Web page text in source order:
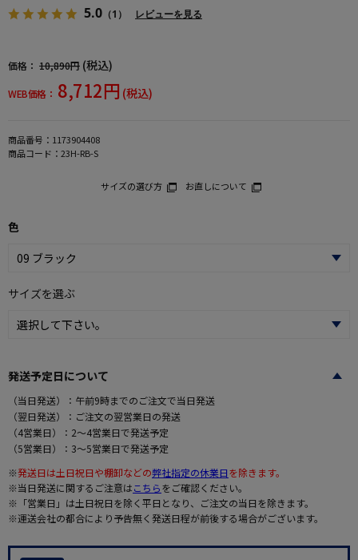
5.0 （1） レビューを見る
価格： 10,890円 (税込)
WEB価格： 8,712円 (税込)
商品番号： 1173904408
商品コード： 23H-RB-S
サイズの選び方 お直しについて
色
サイズを選ぶ
発送予定日について
（当日発送）：午前9時までのご注文で当日発送
（翌日発送）：ご注文の翌営業日の発送
（4営業日）：2～4営業日で発送予定
（5営業日）：3～5営業日で発送予定
※発送日は土日祝日や棚卸などの弊社指定の休業日を除きます。
※当日発送に関するご注意はこちらをご確認ください。
※「営業日」は土日祝日を除く平日となり、ご注文の当日を除きます。
※運送会社の都合により予告無く発送日程が前後する場合がございます。